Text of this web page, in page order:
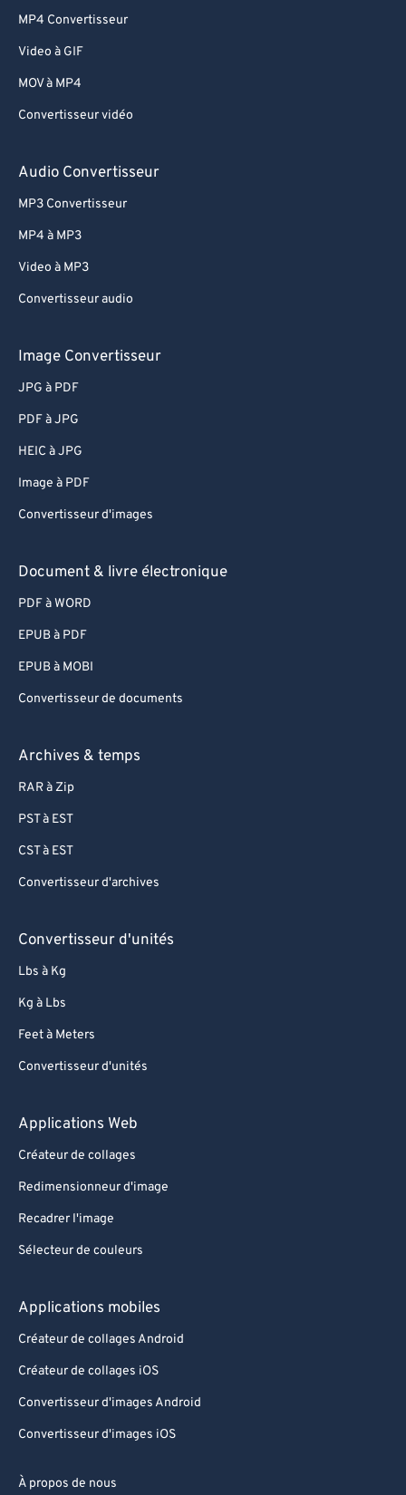
MP4 Convertisseur
Video à GIF
MOV à MP4
Convertisseur vidéo
Audio Convertisseur
MP3 Convertisseur
MP4 à MP3
Video à MP3
Convertisseur audio
Image Convertisseur
JPG à PDF
PDF à JPG
HEIC à JPG
Image à PDF
Convertisseur d'images
Document & livre électronique
PDF à WORD
EPUB à PDF
EPUB à MOBI
Convertisseur de documents
Archives & temps
RAR à Zip
PST à EST
CST à EST
Convertisseur d'archives
Convertisseur d'unités
Lbs à Kg
Kg à Lbs
Feet à Meters
Convertisseur d'unités
Applications Web
Créateur de collages
Redimensionneur d'image
Recadrer l'image
Sélecteur de couleurs
Applications mobiles
Créateur de collages Android
Créateur de collages iOS
Convertisseur d'images Android
Convertisseur d'images iOS
À propos de nous